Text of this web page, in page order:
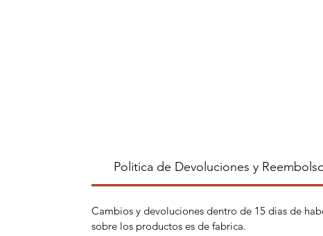
Politica de Devoluciones y
Cambios y devoluciones dentro de 15 dias de
sobre los productos es de fabrica.